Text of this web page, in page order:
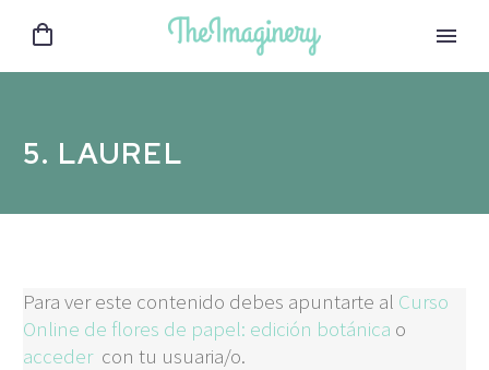
5. LAUREL
Para ver este contenido debes apuntarte al Curso
Online de flores de papel: edición botánica o
acceder con tu usuaria/o.